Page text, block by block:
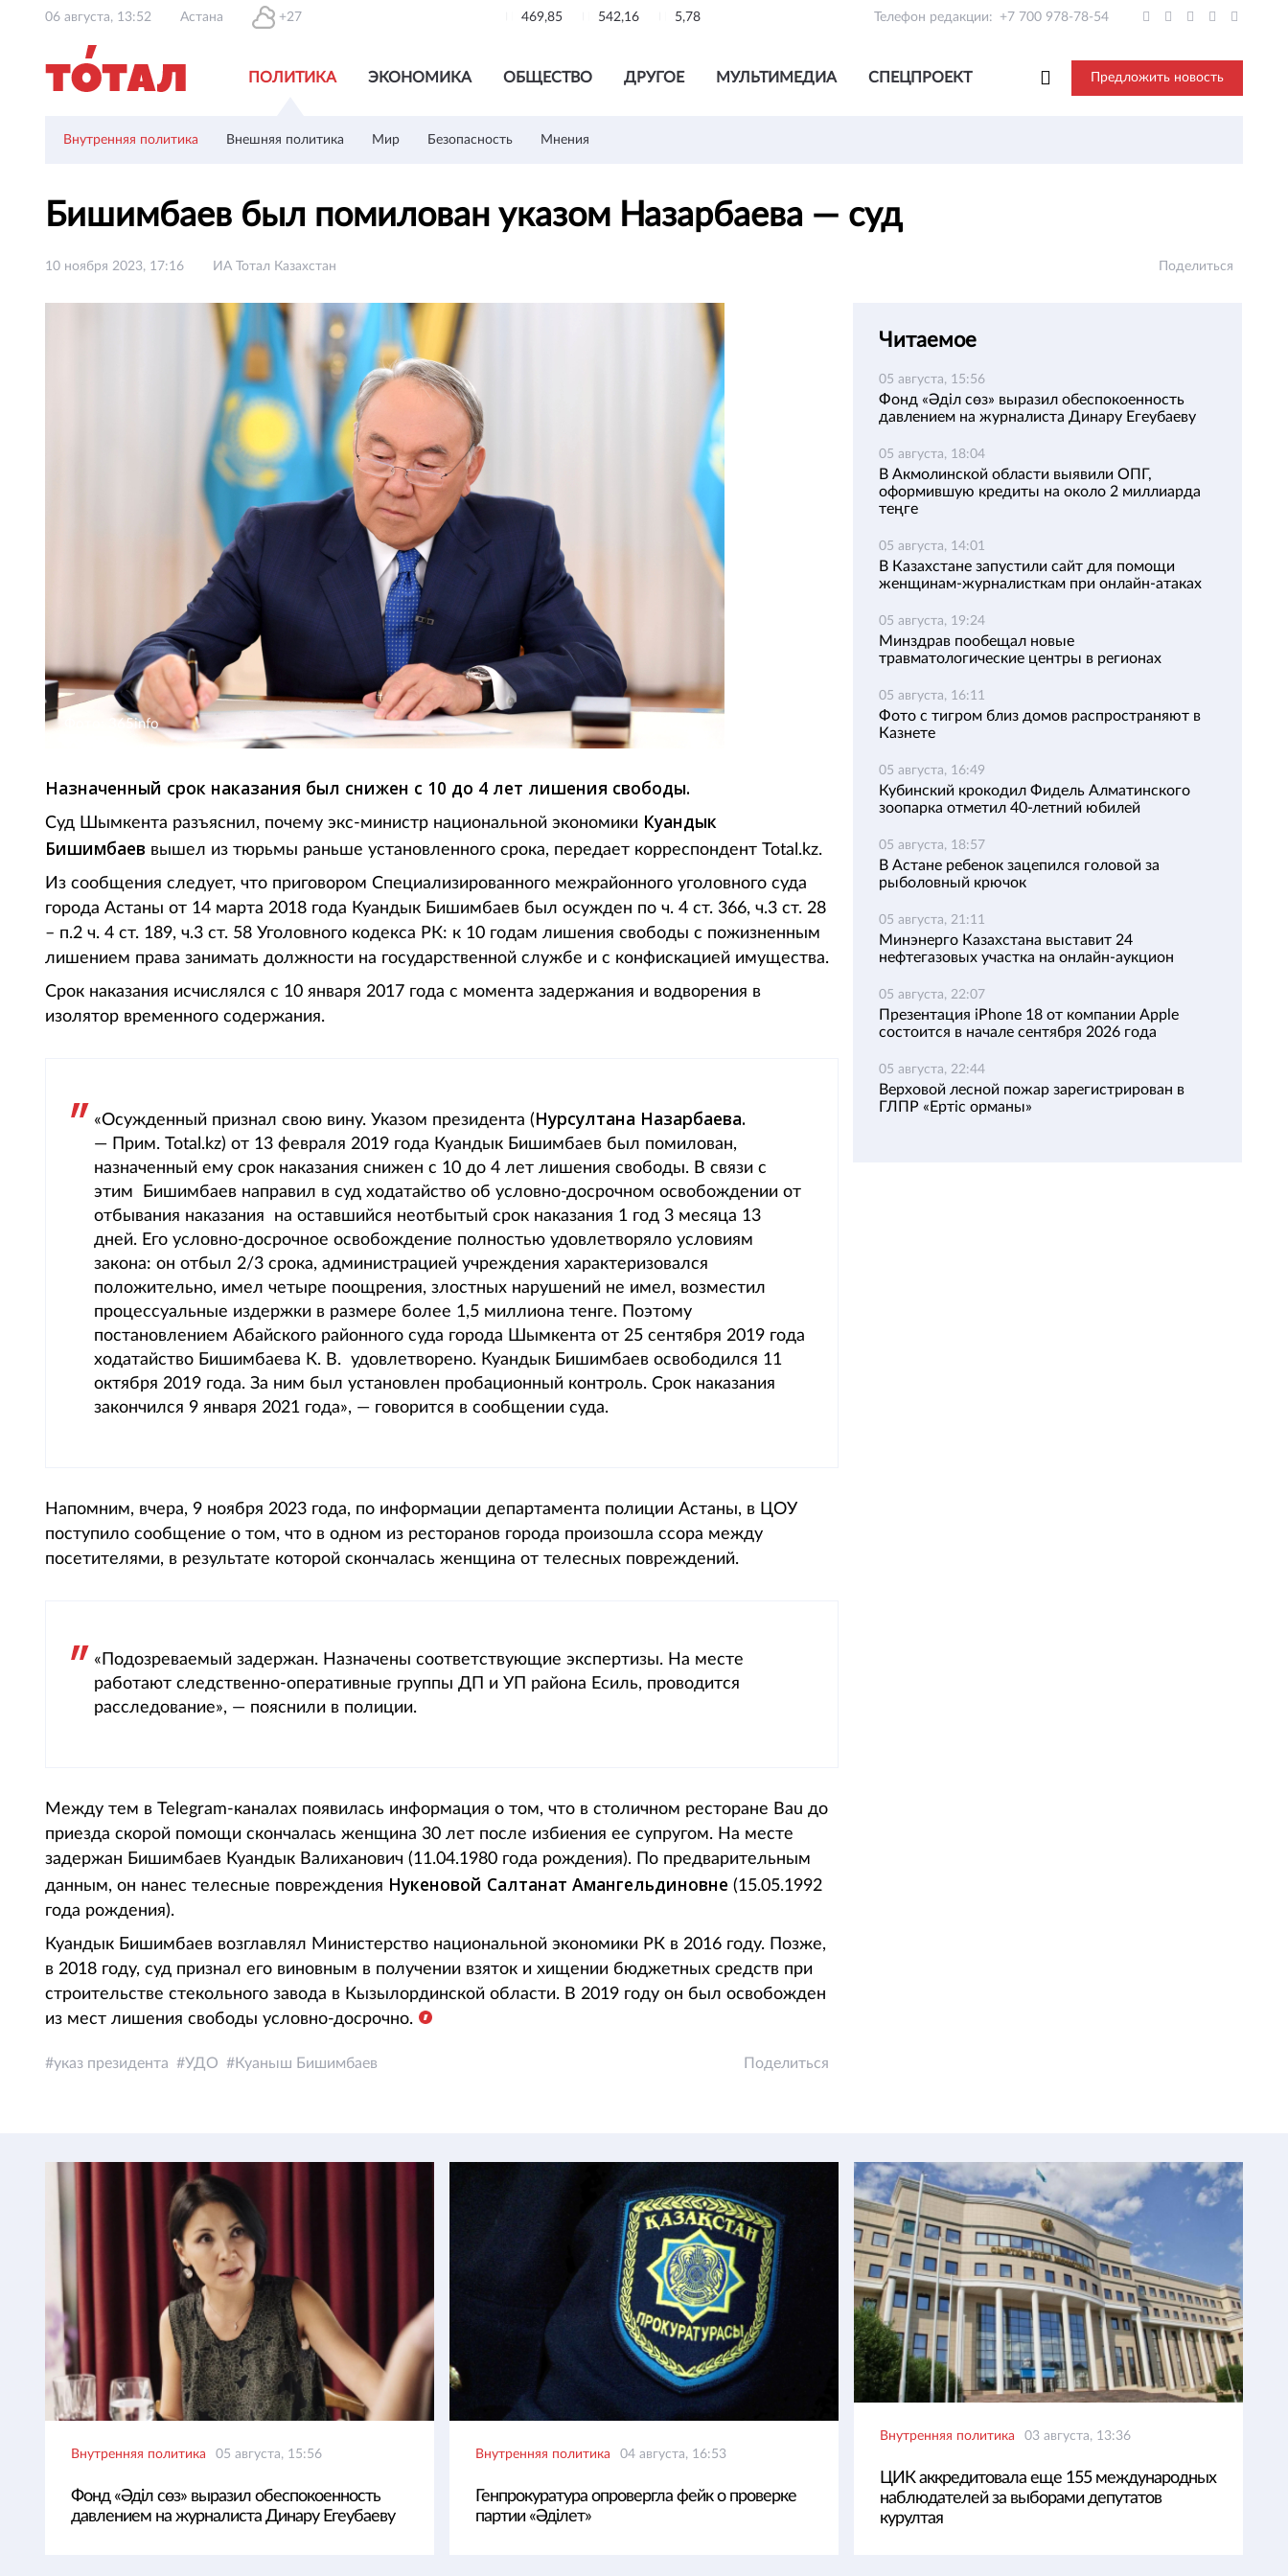
06 августа, 13:52 Астана +27 469,85 542,16 5,78 Телефон редакции: +7 700 978-78-54
ПОЛИТИКА ЭКОНОМИКА ОБЩЕСТВО ДРУГОЕ МУЛЬТИМЕДИА СПЕЦПРОЕКТ Предложить новость
Внутренняя политика Внешняя политика Мир Безопасность Мнения
Бишимбаев был помилован указом Назарбаева — суд
10 ноября 2023, 17:16 ИА Тотал Казахстан Поделиться
Фото: 365info
Назначенный срок наказания был снижен с 10 до 4 лет лишения свободы.
Суд Шымкента разъяснил, почему экс-министр национальной экономики Куандык
Бишимбаев вышел из тюрьмы раньше установленного срока, передает корреспондент Total.kz.
Из сообщения следует, что приговором Специализированного межрайонного уголовного суда
города Астаны от 14 марта 2018 года Куандык Бишимбаев был осужден по ч. 4 ст. 366, ч.3 ст. 28
– п.2 ч. 4 ст. 189, ч.3 ст. 58 Уголовного кодекса РК: к 10 годам лишения свободы с пожизненным
лишением права занимать должности на государственной службе и с конфискацией имущества.
Срок наказания исчислялся с 10 января 2017 года с момента задержания и водворения в
изолятор временного содержания.
«Осужденный признал свою вину. Указом президента (Нурсултана Назарбаева.
— Прим. Total.kz) от 13 февраля 2019 года Куандык Бишимбаев был помилован,
назначенный ему срок наказания снижен с 10 до 4 лет лишения свободы. В связи с
этим Бишимбаев направил в суд ходатайство об условно-досрочном освобождении от
отбывания наказания на оставшийся неотбытый срок наказания 1 год 3 месяца 13
дней. Его условно-досрочное освобождение полностью удовлетворяло условиям
закона: он отбыл 2/3 срока, администрацией учреждения характеризовался
положительно, имел четыре поощрения, злостных нарушений не имел, возместил
процессуальные издержки в размере более 1,5 миллиона тенге. Поэтому
постановлением Абайского районного суда города Шымкента от 25 сентября 2019 года
ходатайство Бишимбаева К. В. удовлетворено. Куандык Бишимбаев освободился 11
октября 2019 года. За ним был установлен пробационный контроль. Срок наказания
закончился 9 января 2021 года», — говорится в сообщении суда.
Напомним, вчера, 9 ноября 2023 года, по информации департамента полиции Астаны, в ЦОУ
поступило сообщение о том, что в одном из ресторанов города произошла ссора между
посетителями, в результате которой скончалась женщина от телесных повреждений.
«Подозреваемый задержан. Назначены соответствующие экспертизы. На месте
работают следственно-оперативные группы ДП и УП района Есиль, проводится
расследование», — пояснили в полиции.
Между тем в Telegram-каналах появилась информация о том, что в столичном ресторане Bau до
приезда скорой помощи скончалась женщина 30 лет после избиения ее супругом. На месте
задержан Бишимбаев Куандык Валиханович (11.04.1980 года рождения). По предварительным
данным, он нанес телесные повреждения Нукеновой Салтанат Амангельдиновне (15.05.1992
года рождения).
Куандык Бишимбаев возглавлял Министерство национальной экономики РК в 2016 году. Позже,
в 2018 году, суд признал его виновным в получении взяток и хищении бюджетных средств при
строительстве стекольного завода в Кызылординской области. В 2019 году он был освобожден
из мест лишения свободы условно-досрочно.
указ президента УДО Куаныш Бишимбаев Поделиться
Читаемое
05 августа, 15:56
Фонд «Әділ сөз» выразил обеспокоенность
давлением на журналиста Динару Егеубаеву
05 августа, 18:04
В Акмолинской области выявили ОПГ,
оформившую кредиты на около 2 миллиарда
теңге
05 августа, 14:01
В Казахстане запустили сайт для помощи
женщинам-журналисткам при онлайн-атаках
05 августа, 19:24
Минздрав пообещал новые
травматологические центры в регионах
05 августа, 16:11
Фото с тигром близ домов распространяют в
Казнете
05 августа, 16:49
Кубинский крокодил Фидель Алматинского
зоопарка отметил 40-летний юбилей
05 августа, 18:57
В Астане ребенок зацепился головой за
рыболовный крючок
05 августа, 21:11
Минэнерго Казахстана выставит 24
нефтегазовых участка на онлайн-аукцион
05 августа, 22:07
Презентация iPhone 18 от компании Apple
состоится в начале сентября 2026 года
05 августа, 22:44
Верховой лесной пожар зарегистрирован в
ГЛПР «Ертіс орманы»
Внутренняя политика 05 августа, 15:56
Фонд «Әділ сөз» выразил обеспокоенность
давлением на журналиста Динару Егеубаеву
Внутренняя политика 04 августа, 16:53
Генпрокуратура опровергла фейк о проверке
партии «Әділет»
Внутренняя политика 03 августа, 13:36
ЦИК аккредитовала еще 155 международных
наблюдателей за выборами депутатов
курултая